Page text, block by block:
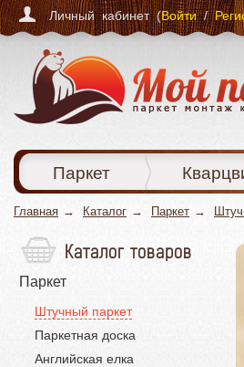
Личный кабинет (Войти/
Паркет
Главная Каталог Паркет
Каталог товаров
Паркет
Штучный паркет
Паркетная доска
Английская елка